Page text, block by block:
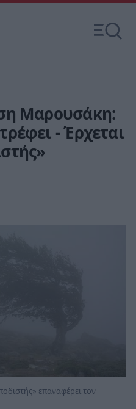
Μαρουσάκη:
- Έρχεται
επαναφέρει τον